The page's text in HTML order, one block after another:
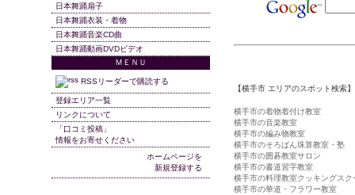
【横手市 エリアのスポット検索】
横手市の着物着付け教室
横手市の音楽教室
横手市の編み物教室
横手市のそろばん珠算教室・塾
横手市の囲碁教室サロン
横手市の書道習字教室
横手市の料理教室クッキングスク
横手市の華道・フラワー教室
日本舞踊扇子
日本舞踊衣装・着物
日本舞踊音楽CD曲
日本舞踊動画DVDビデオ
ＭＥＮＵ
RSSリーダーで購読する
登録エリア一覧
リンクについて
「口コミ投稿」
情報をお寄せください
ホームページを
新規登録する